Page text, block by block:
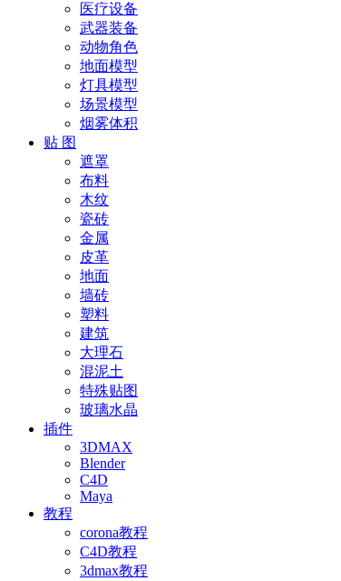
医疗设备
武器装备
动物角色
地面模型
灯具模型
场景模型
烟雾体积
贴 图
遮罩
布料
木纹
瓷砖
金属
皮革
地面
墙砖
塑料
建筑
大理石
混泥土
特殊贴图
玻璃水晶
插件
3DMAX
Blender
C4D
Maya
教程
corona教程
C4D教程
3dmax教程